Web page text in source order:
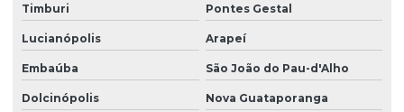
Timburi Pontes Gestal
Lucianópolis Arapeí
Embaúba São João do Pau-d'Alho
Dolcinópolis Nova Guataporanga